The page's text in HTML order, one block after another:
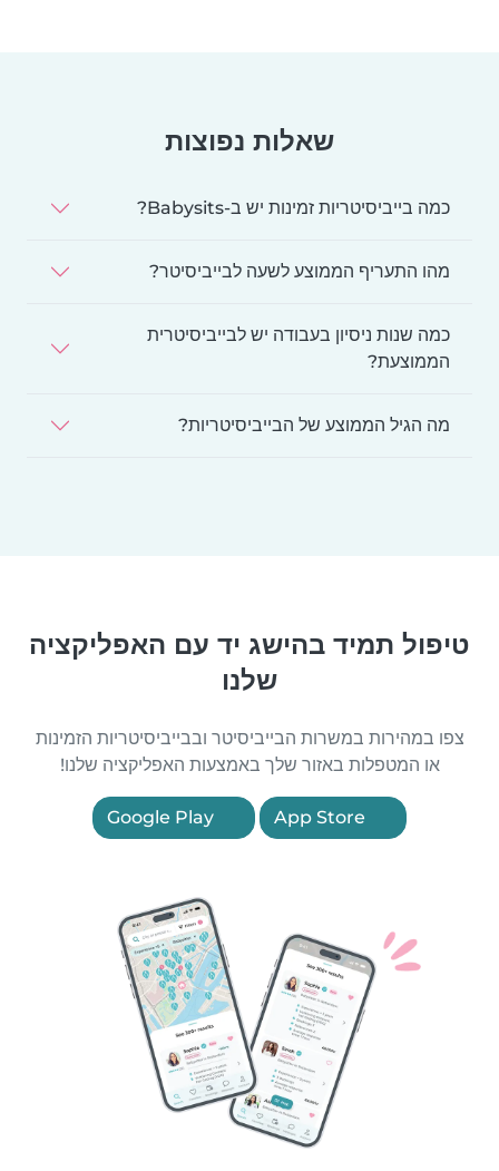
שאלות נפוצות
כמה בייביסיטריות זמינות יש ב-Babysits?
מהו התעריף הממוצע לשעה לבייביסיטר?
כמה שנות ניסיון בעבודה יש לבייביסיטרית
הממוצעת?
מה הגיל הממוצע של הבייביסיטריות?
טיפול תמיד בהישג יד עם האפליקציה
שלנו
צפו במהירות במשרות הבייביסיטר ובבייביסיטריות הזמינות
או המטפלות באזור שלך באמצעות האפליקציה שלנו!